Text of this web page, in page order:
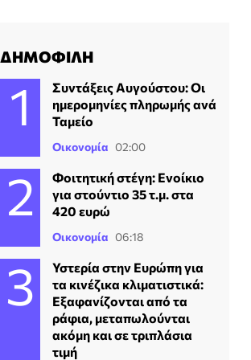
ΔΗΜΟΦΙΛΗ
Συντάξεις Αυγούστου: Οι
ημερομηνίες πληρωμής ανά
Ταμείο
Οικονομία 02:00
Φοιτητική στέγη: Ενοίκιο
για στούντιο 35 τ.μ. στα
420 ευρώ
Οικονομία 06:18
Υστερία στην Ευρώπη για
τα κινέζικα κλιματιστικά:
Εξαφανίζονται από τα
ράφια, μεταπωλούνται
ακόμη και σε τριπλάσια
τιμή